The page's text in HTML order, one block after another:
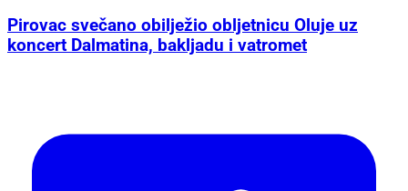
Pirovac svečano obilježio obljetnicu Oluje uz
koncert Dalmatina, bakljadu i vatromet